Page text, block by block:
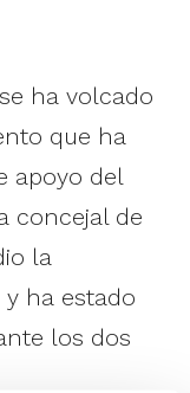
ha volcado
que ha
apoyo del
concejal de
la
ha estado
los dos